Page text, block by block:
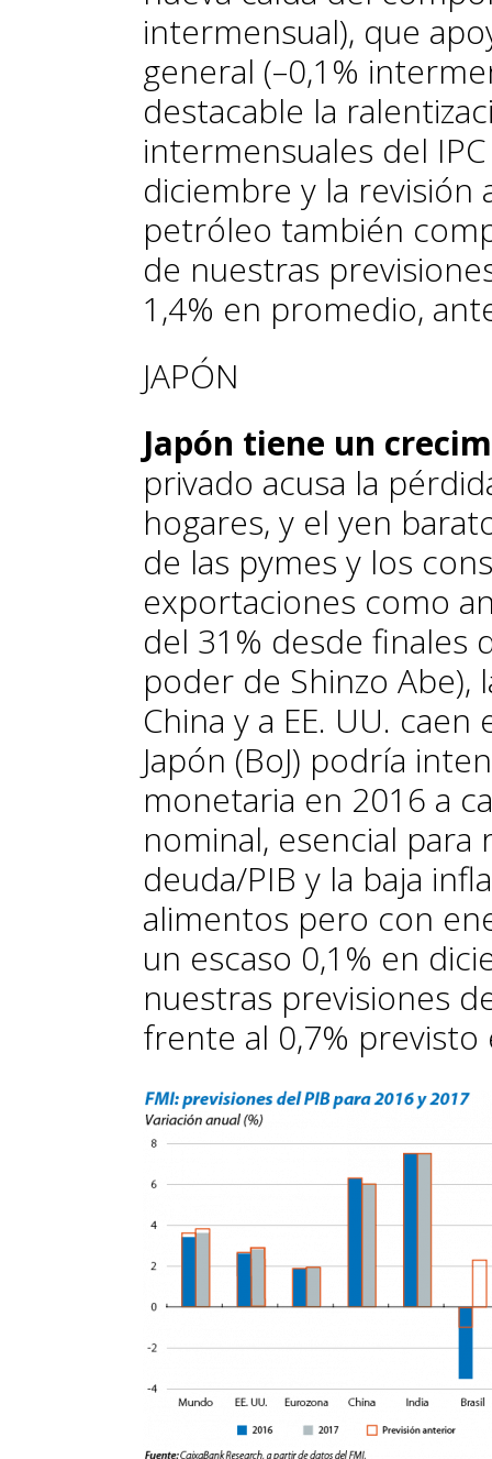
intermensual), que
general (–0,1%
destacable la
intermensuales del
diciembre y la revisión
petróleo también
de nuestras
1,4% en promedio,
JAPÓN
Japón tiene un
privado acusa la
hogares, y el yen
de las pymes y los
exportaciones como
del 31% desde finales
poder de Shinzo Abe),
China y a EE. UU.
Japón (BoJ) podría
monetaria en 2016 a
nominal, esencial
deuda/PIB y la baja
alimentos pero con
un escaso 0,1% en
nuestras previsiones
frente al 0,7% previsto